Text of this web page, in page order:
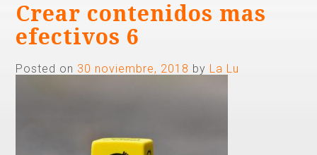
Crear contenidos mas
efectivos 6
Posted on 30 noviembre, 2018 by La Lu